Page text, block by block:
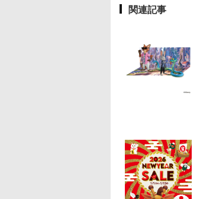
関連記事